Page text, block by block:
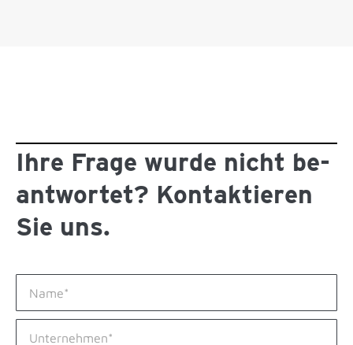
Ihre Frage wurde nicht be­
antwortet? Kontaktieren
Sie uns.